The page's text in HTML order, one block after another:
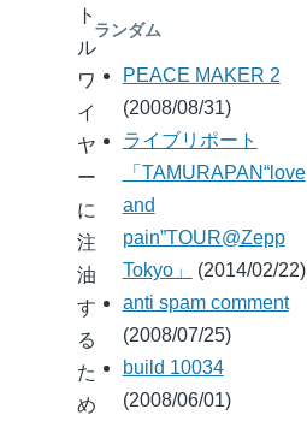
ト
ル
ワ
イ
ヤ
ー
に
注
油
す
る
た
め
ランダム
PEACE MAKER 2
(2008/08/31)
ライブリポート
「TAMURAPAN“love
and
pain”TOUR@Zepp
Tokyo」
(2014/02/22)
anti spam comment
(2008/07/25)
build 10034
(2008/06/01)